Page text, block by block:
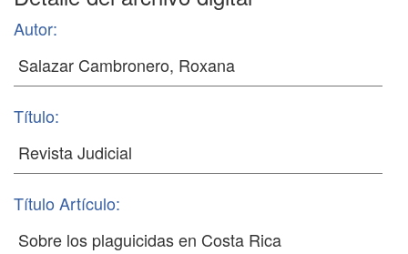
Autor:
Título:
Título Artículo: